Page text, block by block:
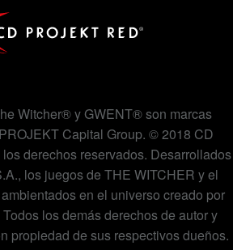
Witcher® y GWENT® son marcas
Capital Group. © 2018 CD
derechos reservados. Desarrollados
los juegos de THE WITCHER y el
en el universo creado por
los demás derechos de autor y
propiedad de sus respectivos dueños.